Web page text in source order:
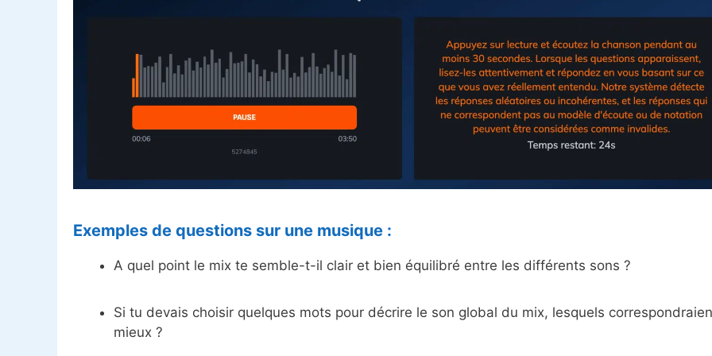
Exemples de questions sur une musique :
A quel point le mix te semble-t-il clair et bien équilibré entre les différents sons ?
Si tu devais choisir quelques mots pour décrire le son global du mix, lesquels
mieux ?